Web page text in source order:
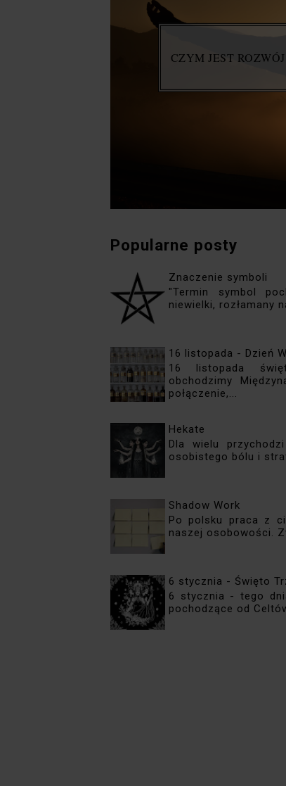
CZYM JEST
Popularne posty
Znaczenie symboli
"Termin symbol
niewielki, rozłamany
16 listopada - Dzień
16 listopada
obchodzimy
połączenie,...
Hekate
Dla wielu
osobistego bólu i
Shadow Work
Po polsku praca z
naszej osobowości.
6 stycznia - Święto
6 stycznia - tego
pochodzące od